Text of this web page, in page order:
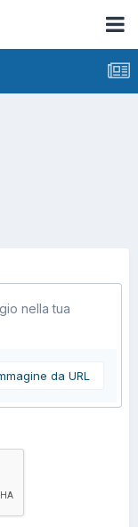
nella tua
da URL